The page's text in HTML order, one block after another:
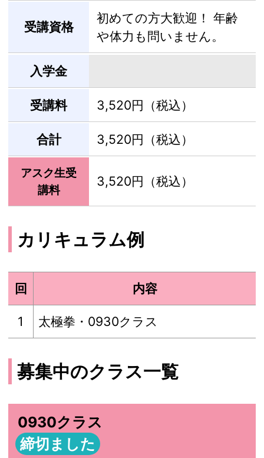
受講資格
初めての方大歓迎！ 年齢
や体力も問いません。
入学金
受講料 3,520円（税込）
合計 3,520円（税込）
アスク生受
講料
3,520円（税込）
カリキュラム例
回 内容
1 太極拳・0930クラス
募集中のクラス一覧
0930クラス
締切ました